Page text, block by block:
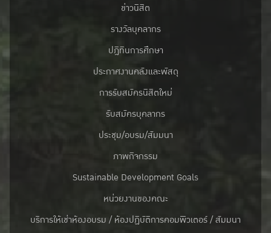
ข่าวนิสิต
รางวัลบุคลากร
ปฎิทินการศึกษา
ประกาศงานคลังและพัสดุ
การรับสมัครนิสิตใหม่
รับสมัครบุคลากร
ประชุม/อบรม/สัมมนา
ภาพกิจกรรม
Sustainable Development Goals
หน่วยงานของคณะ
บริการให้เช่าห้องอบรม / ห้องปฏิบัติการคอมพิวเตอร์ / สัมมนา